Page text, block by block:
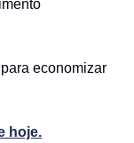
economizar
hoje.